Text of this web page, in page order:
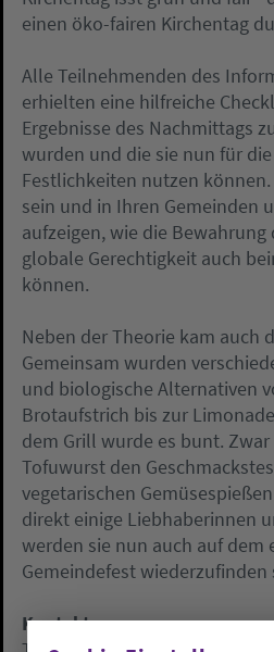
einen öko-fairen Kirchentag
Alle Teilnehmenden des
erhielten eine hilfreiche
Ergebnisse des Nachmittags
wurden und die sie nun für
Festlichkeiten nutzen
sein und in Ihren Gemeinden
aufzeigen, wie die
globale Gerechtigkeit auch
können.
Neben der Theorie kam auch
Gemeinsam wurden
und biologische Alternativen
Brotaufstrich bis zur
dem Grill wurde es bunt.
Tofuwurst den
vegetarischen
direkt einige Liebhaberinnen
werden sie nun auch auf dem
Gemeindefest wiederzufinden
Kontakt: